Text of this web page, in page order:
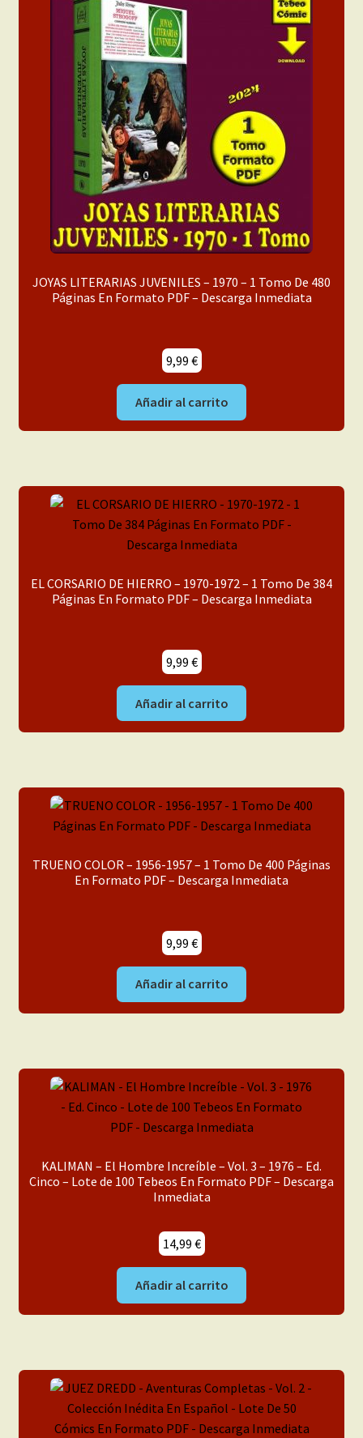
JOYAS LITERARIAS JUVENILES – 1970 – 1 Tomo De 480
Páginas En Formato PDF – Descarga Inmediata
9,99 €
Añadir al carrito
EL CORSARIO DE HIERRO – 1970-1972 – 1 Tomo De 384
Páginas En Formato PDF – Descarga Inmediata
9,99 €
Añadir al carrito
TRUENO COLOR – 1956-1957 – 1 Tomo De 400 Páginas
En Formato PDF – Descarga Inmediata
9,99 €
Añadir al carrito
KALIMAN – El Hombre Increíble – Vol. 3 – 1976 – Ed.
Cinco – Lote de 100 Tebeos En Formato PDF – Descarga
Inmediata
14,99 €
Añadir al carrito